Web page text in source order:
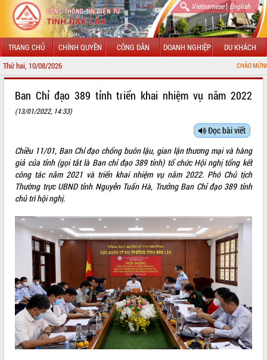
Vietnamese| English
TRANG CHỦ CHÍNH QUYỀN CÔNG DÂN DOANH NGHIỆP DU KHÁCH
Thứ hai, 10/08/2026 CHÀO MỪNG ĐẾN VỚI CỔNG
LÃNH ĐẠO UBND TỈNH
SỞ, BAN, NGÀNH
UBND CÁC XÃ, PHƯỜNG
HỆ THỐNG VĂN BẢN
VĂN BẢN HĐND TỈNH
ĐIỂM TIN VĂN BẢN
QUY HOẠCH - KẾ HOẠCH
Ban Chỉ đạo 389 tỉnh triển khai nhiệm vụ năm 2022
(13/01/2022, 14:33)
Đọc bài viết
Chiều 11/01, Ban Chỉ đạo chống buôn lậu, gian lận thương mại và hàng
giả của tỉnh (gọi tắt là Ban chỉ đạo 389 tỉnh) tổ chức Hội nghị tổng kết
công tác năm 2021 và triển khai nhiệm vụ năm 2022. Phó Chủ tịch
Thường trực UBND tỉnh Nguyễn Tuấn Hà, Trưởng Ban Chỉ đạo 389 tỉnh
chủ trì hội nghị.